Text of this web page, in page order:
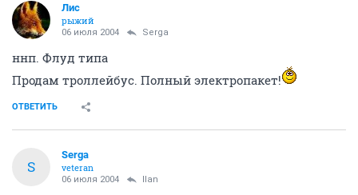
Лис
рыжий
06 июля 2004 Serga
ннп. Флуд типа
Продам троллейбус. Полный электропакет!
ОТВЕТИТЬ
S
Serga
veteran
06 июля 2004 Ilan